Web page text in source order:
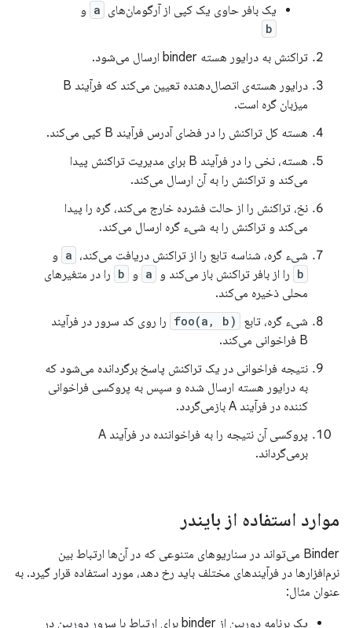
یک بافر حاوی یک کپی از آرگومان‌های a و
b
تراکنش به درایور هسته binder ارسال می‌شود.
درایور هسته‌ی اتصال‌دهنده تعیین می‌کند که فرآیند B
میزبان گره است.
هسته کل تراکنش را در فضای آدرس فرآیند B کپی می‌کند.
هسته، نخی را در فرآیند B برای مدیریت تراکنش پیدا
می‌کند و تراکنش را به آن ارسال می‌کند.
نخ، تراکنش را از حالت فشرده خارج می‌کند، گره را پیدا
می‌کند و تراکنش را به شیء گره ارسال می‌کند.
شیء گره، شناسه تابع را از تراکنش دریافت می‌کند، a و
b را از بافر تراکنش باز می‌کند و a و b را در متغیرهای
محلی ذخیره می‌کند.
شیء گره، تابع
foo(a, b) را روی کد سرور در فرآیند
B فراخوانی می‌کند.
نتیجه فراخوانی در یک تراکنش پاسخ برگردانده می‌شود که
به درایور هسته ارسال شده و سپس به پروکسی فراخوانی
کننده در فرآیند A بازمی‌گردد.
پروکسی آن نتیجه را به فراخواننده در فرآیند A
برمی‌گرداند.
موارد استفاده از بایندر
Binder می‌تواند در سناریوهای متنوعی که در آن‌ها ارتباط بین
نرم‌افزارها در فرآیندهای مختلف باید رخ دهد، مورد استفاده قرار گیرد. به
عنوان مثال:
یک برنامه دوربین از binder برای ارتباط با سرور دوربین در